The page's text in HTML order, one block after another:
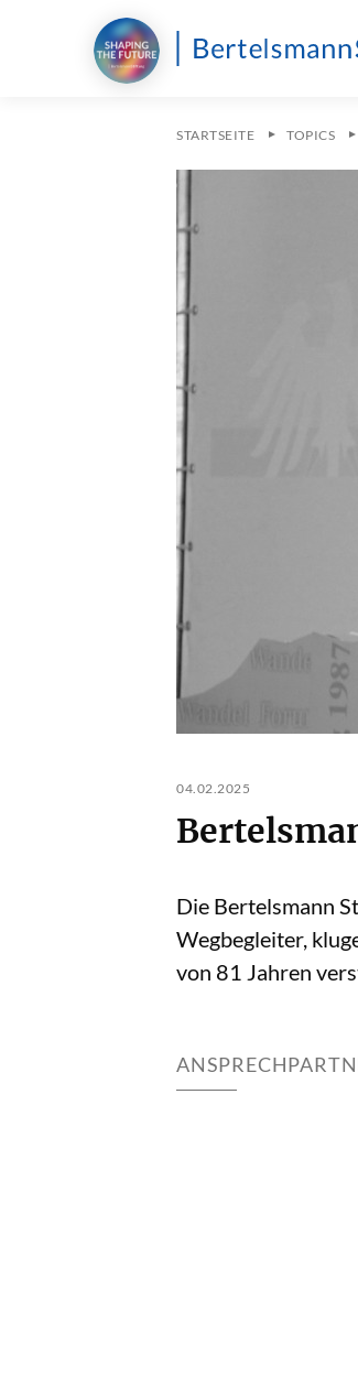
STARTSEITE TOPICS
04.02.2025
Die Bertelsmann
Wegbegleiter,
von 81 Jahren